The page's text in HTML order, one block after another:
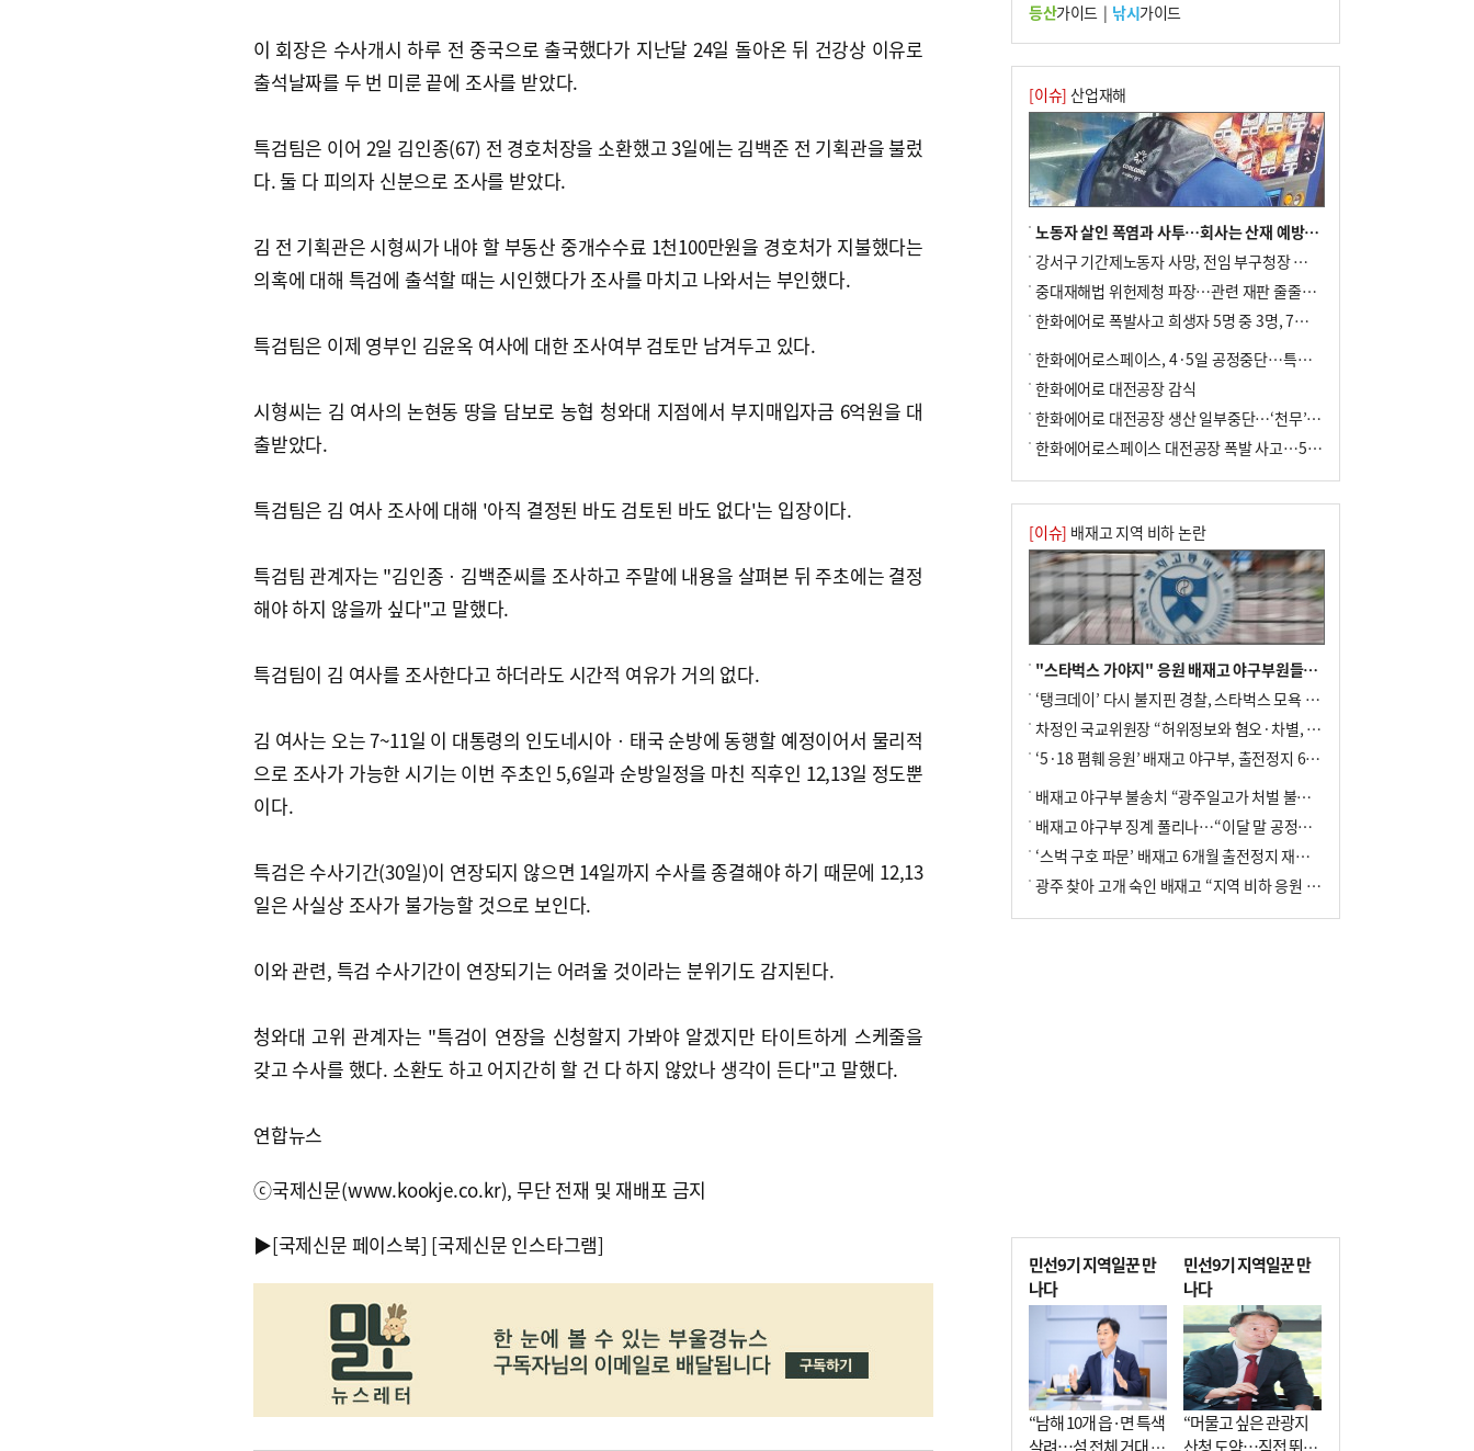
이 회장은 수사개시 하루 전 중국으로 출국했다가 지난달 24일 돌아온 뒤 건강상 이유로
출석날짜를 두 번 미룬 끝에 조사를 받았다.
특검팀은 이어 2일 김인종(67) 전 경호처장을 소환했고 3일에는 김백준 전 기획관을 불렀
다. 둘 다 피의자 신분으로 조사를 받았다.
김 전 기획관은 시형씨가 내야 할 부동산 중개수수료 1천100만원을 경호처가 지불했다는
의혹에 대해 특검에 출석할 때는 시인했다가 조사를 마치고 나와서는 부인했다.
특검팀은 이제 영부인 김윤옥 여사에 대한 조사여부 검토만 남겨두고 있다.
시형씨는 김 여사의 논현동 땅을 담보로 농협 청와대 지점에서 부지매입자금 6억원을 대
출받았다.
특검팀은 김 여사 조사에 대해 '아직 결정된 바도 검토된 바도 없다'는 입장이다.
특검팀 관계자는 "김인종ㆍ김백준씨를 조사하고 주말에 내용을 살펴본 뒤 주초에는 결정
해야 하지 않을까 싶다"고 말했다.
특검팀이 김 여사를 조사한다고 하더라도 시간적 여유가 거의 없다.
김 여사는 오는 7~11일 이 대통령의 인도네시아ㆍ태국 순방에 동행할 예정이어서 물리적
으로 조사가 가능한 시기는 이번 주초인 5,6일과 순방일정을 마친 직후인 12,13일 정도뿐
이다.
특검은 수사기간(30일)이 연장되지 않으면 14일까지 수사를 종결해야 하기 때문에 12,13
일은 사실상 조사가 불가능할 것으로 보인다.
이와 관련, 특검 수사기간이 연장되기는 어려울 것이라는 분위기도 감지된다.
청와대 고위 관계자는 "특검이 연장을 신청할지 가봐야 알겠지만 타이트하게 스케줄을
갖고 수사를 했다. 소환도 하고 어지간히 할 건 다 하지 않았나 생각이 든다"고 말했다.
연합뉴스
ⓒ국제신문(www.kookje.co.kr), 무단 전재 및 재배포 금지
▶[국제신문 페이스북] [국제신문 인스타그램]
10 국힘 부산시당, ‘정이한 조력’ 시의원 윤리
위에…‘한동훈 지지’도 신고접수
등산가이드| 낚시가이드
[이슈] 산업재해
노동자 살인 폭염과 사투…회사는 산재 예방·전기료 절감 전력
강서구 기간제노동자 사망, 전임 부구청장 檢 송치
중대재해법 위헌제청 파장…관련 재판 줄줄이 브레이크
한화에어로 폭발사고 희생자 5명 중 3명, 7일 영면
한화에어로스페이스, 4·5일 공정중단…특별 안전점검
한화에어로 대전공장 감식
한화에어로 대전공장 생산 일부중단…‘천무’ 수출 비상
한화에어로스페이스 대전공장 폭발 사고…5명 사망·2명 부상(종합)
[이슈] 배재고 지역 비하 논란
"스타벅스 가야지" 응원 배재고 야구부원들, 학교서 징계 처분
‘탱크데이’ 다시 불지핀 경찰, 스타벅스 모욕 혐의 압수수색
차정인 국교위원장 “허위정보와 혐오·차별, 학교 교실까지 유입"
‘5·18 폄훼 응원’ 배재고 야구부, 출전정지 6개월→1개월 감경
배재고 야구부 불송치 “광주일고가 처벌 불원 의사 표해”
배재고 야구부 징계 풀리나…“이달 말 공정위서 재심의”
‘스벅 구호 파문’ 배재고 6개월 출전정지 재심 신청키로
광주 찾아 고개 숙인 배재고 “지역 비하 응원 잘못”(종합)
민선9기 지역일꾼 만
나다
“남해 10개 읍·면 특색
살려…섬 전체 거대 정
민선9기 지역일꾼 만
나다
“머물고 싶은 관광지
산청 도약…직접 뛰며